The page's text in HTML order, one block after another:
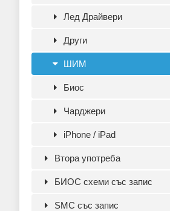
Лед Драйвери
Други
ШИМ
Биос
Чарджери
iPhone / iPad
Втора употреба
БИОС схеми със запис
SMC със запис